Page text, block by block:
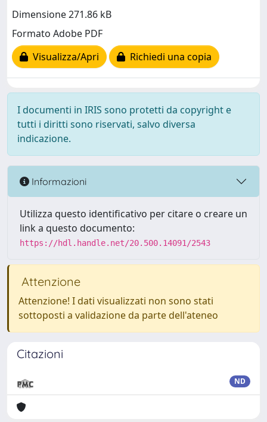
Dimensione 271.86 kB
Formato Adobe PDF
Visualizza/Apri
Richiedi una copia
I documenti in IRIS sono protetti da copyright e
tutti i diritti sono riservati, salvo diversa
indicazione.
Informazioni
Utilizza questo identificativo per citare o creare un
link a questo documento:
https://hdl.handle.net/20.500.14091/2543
Attenzione
Attenzione! I dati visualizzati non sono stati
sottoposti a validazione da parte dell'ateneo
Citazioni
ND